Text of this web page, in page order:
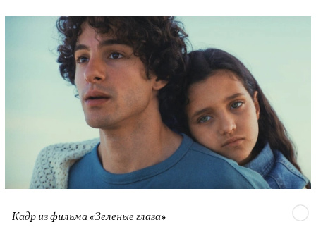
Кадр из фильма «Зеленые глаза»